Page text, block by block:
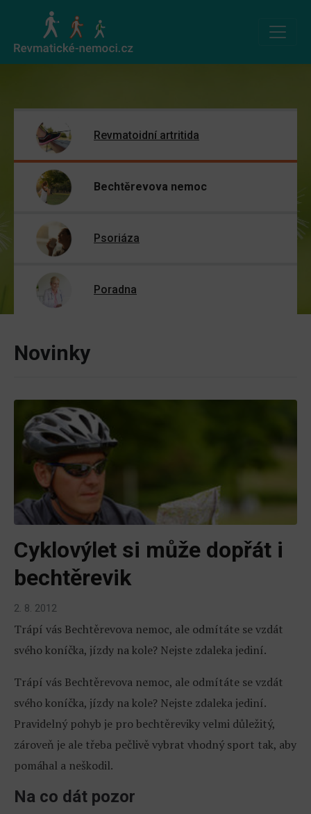
Revmatoidní artritida
Bechtěrevova nemoc
Psoriáza
Poradna
Novinky
Cyklovýlet si může dopřát i
bechtěrevik
2. 8. 2012
Trápí vás Bechtěrevova nemoc, ale odmítáte se vzdát
svého koníčka, jízdy na kole? Nejste zdaleka jediní.
Trápí vás Bechtěrevova nemoc, ale odmítáte se vzdát
svého koníčka, jízdy na kole? Nejste zdaleka jediní.
Pravidelný pohyb je pro bechtěreviky velmi důležitý,
zároveň je ale třeba pečlivě vybrat vhodný sport tak, aby
pomáhal a neškodil.
Na co dát pozor